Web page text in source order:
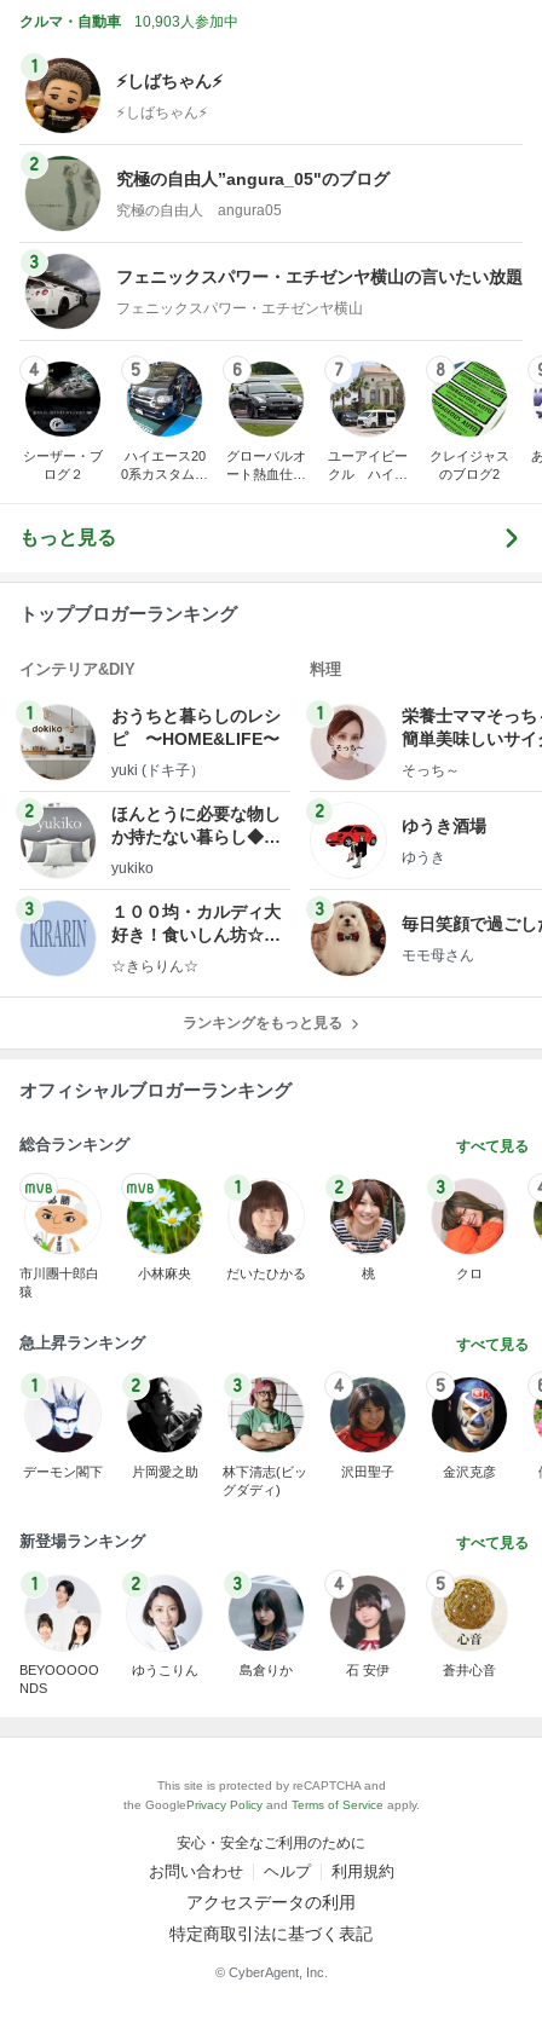
クルマ・自動車 10,903人参加中
1
⚡️しばちゃん⚡
⚡️しばちゃん⚡️
2
究極の自由人”angura_05"のブログ
究極の自由人 angura05
3
フェニックスパワー・エチゼンヤ横山の言いたい放題
フェニックスパワー・エチゼンヤ横山
4
シーザー・ブ
ログ２
5
ハイエース20
0系カスタム車
6
グローバルオ
ート熱血仕入
7
ユーアイビー
クル ハイエ
8
クレイジャス
のブログ2
もっと見る
トップブロガーランキング
インテリア&DIY
1
おうちと暮らしのレシ
ピ 〜HOME&LIFE〜
yuki (ドキ子）
2
ほんとうに必要な物し
か持たない暮らし◆Ke
ep Life Simple◆〜イ
yukiko
3
１００均・カルディ大
好き！食いしん坊☆き
らりん☆のブログ
☆きらりん☆
料理
1
栄養士ママそっち
簡単美味しいサイ
献立
そっち～
2
ゆうき酒場
ゆうき
3
毎日笑顔で過ごし
モモ母さん
ランキングをもっと見る
オフィシャルブロガーランキング
総合ランキング すべて見る
市川團十郎白
猿
小林麻央
1
だいたひかる
2
桃
3
クロ
急上昇ランキング すべて見る
1
デーモン閣下
2
片岡愛之助
3
林下清志(ビッ
グダディ)
4
沢田聖子
5
金沢克彦
新登場ランキング すべて見る
1
BEYOOOOO
NDS
2
ゆうこりん
3
島倉りか
4
石 安伊
5
蒼井心音
This site is protected by reCAPTCHA and
the GooglePrivacy Policy and Terms of Service apply.
安心・安全なご利用のために
お問い合わせ ヘルプ 利用規約
アクセスデータの利用
特定商取引法に基づく表記
© CyberAgent, Inc.